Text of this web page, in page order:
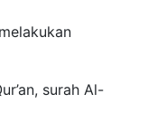
surah Al-